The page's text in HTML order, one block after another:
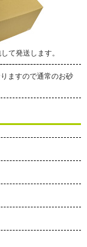
て発送します。
ますので通常のお砂